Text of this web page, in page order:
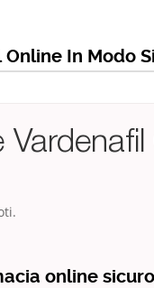
In Modo
online